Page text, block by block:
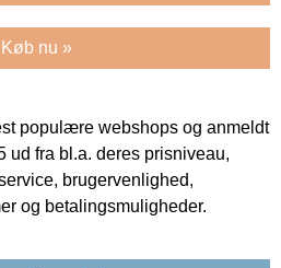
Køb nu »
populære webshops og anmeldt
ud fra bl.a. deres prisniveau,
brugervenlighed,
og betalingsmuligheder.